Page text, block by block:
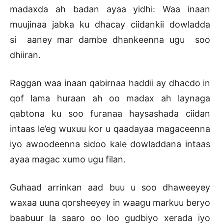
madaxda ah badan ayaa yidhi: Waa inaan
muujinaa jabka ku dhacay ciidankii dowladda
si aaney mar dambe dhankeenna ugu soo
dhiiran.
Raggan waa inaan qabirnaa haddii ay dhacdo in
qof lama huraan ah oo madax ah laynaga
qabtona ku soo furanaa haysashada ciidan
intaas le’eg wuxuu kor u qaadayaa magaceenna
iyo awoodeenna sidoo kale dowladdana intaas
ayaa magac xumo ugu filan.
Guhaad arrinkan aad buu u soo dhaweeyey
waxaa uuna qorsheeyey in waagu markuu beryo
baabuur la saaro oo loo gudbiyo xerada iyo